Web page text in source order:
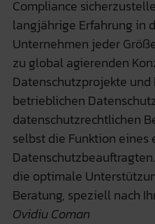
Compliance
langjährige Erfahrung in
Unternehmen jeder
zu global agierenden
Datenschutzprojekte und
betrieblichen
datenschutzrechtlichen
selbst die Funktion eines
die optimale
Beratung, speziell nach
Ovidiu Coman